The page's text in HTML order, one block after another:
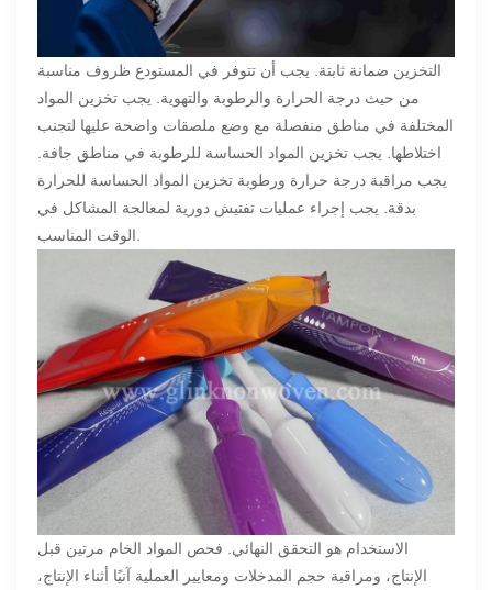
التخزين ضمانة ثابتة. يجب أن تتوفر في المستودع ظروف مناسبة
من حيث درجة الحرارة والرطوبة والتهوية. يجب تخزين المواد
المختلفة في مناطق منفصلة مع وضع ملصقات واضحة عليها لتجنب
اختلاطها. يجب تخزين المواد الحساسة للرطوبة في مناطق جافة.
يجب مراقبة درجة حرارة ورطوبة تخزين المواد الحساسة للحرارة
بدقة. يجب إجراء عمليات تفتيش دورية لمعالجة المشاكل في
الوقت المناسب.
الاستخدام هو التحقق النهائي. فحص المواد الخام مرتين قبل
الإنتاج، ومراقبة حجم المدخلات ومعايير العملية آنيًا أثناء الإنتاج،